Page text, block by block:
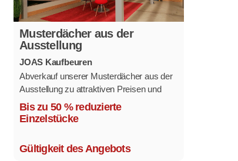
Musterdächer aus der
Ausstellung
JOAS Kaufbeuren
Abverkauf unserer Musterdächer aus der
Ausstellung zu attraktiven Preisen und
sofort verfügbar.
Mehrere Modelle in verschiedenen
Bis zu 50 % reduzierte
Einzelstücke
Gültigkeit des Angebots